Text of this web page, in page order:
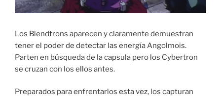
Los Blendtrons aparecen y claramente demuestran
tener el poder de detectar las energía Angolmois.
Parten en búsqueda de la capsula pero los Cybertron
se cruzan con los ellos antes.
Preparados para enfrentarlos esta vez, los capturan